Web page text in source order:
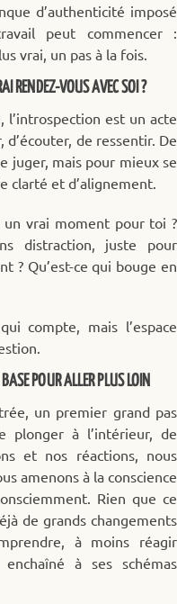
d’authenticité imposé
peut commencer :
vrai, un pas à la fois.
RENDEZ-VOUS AVEC SOI ?
est un acte
d’écouter, de ressentir. De
juger, mais pour mieux se
clarté et d’alignement.
vrai moment pour toi ?
distraction, juste pour
? Qu’est-ce qui bouge en
compte, mais l’espace
POUR ALLER PLUS LOIN
un premier grand pas
plonger à l’intérieur, de
et nos réactions, nous
amenons à la conscience
Rien que ce
de grands changements
à moins réagir
à ses schémas